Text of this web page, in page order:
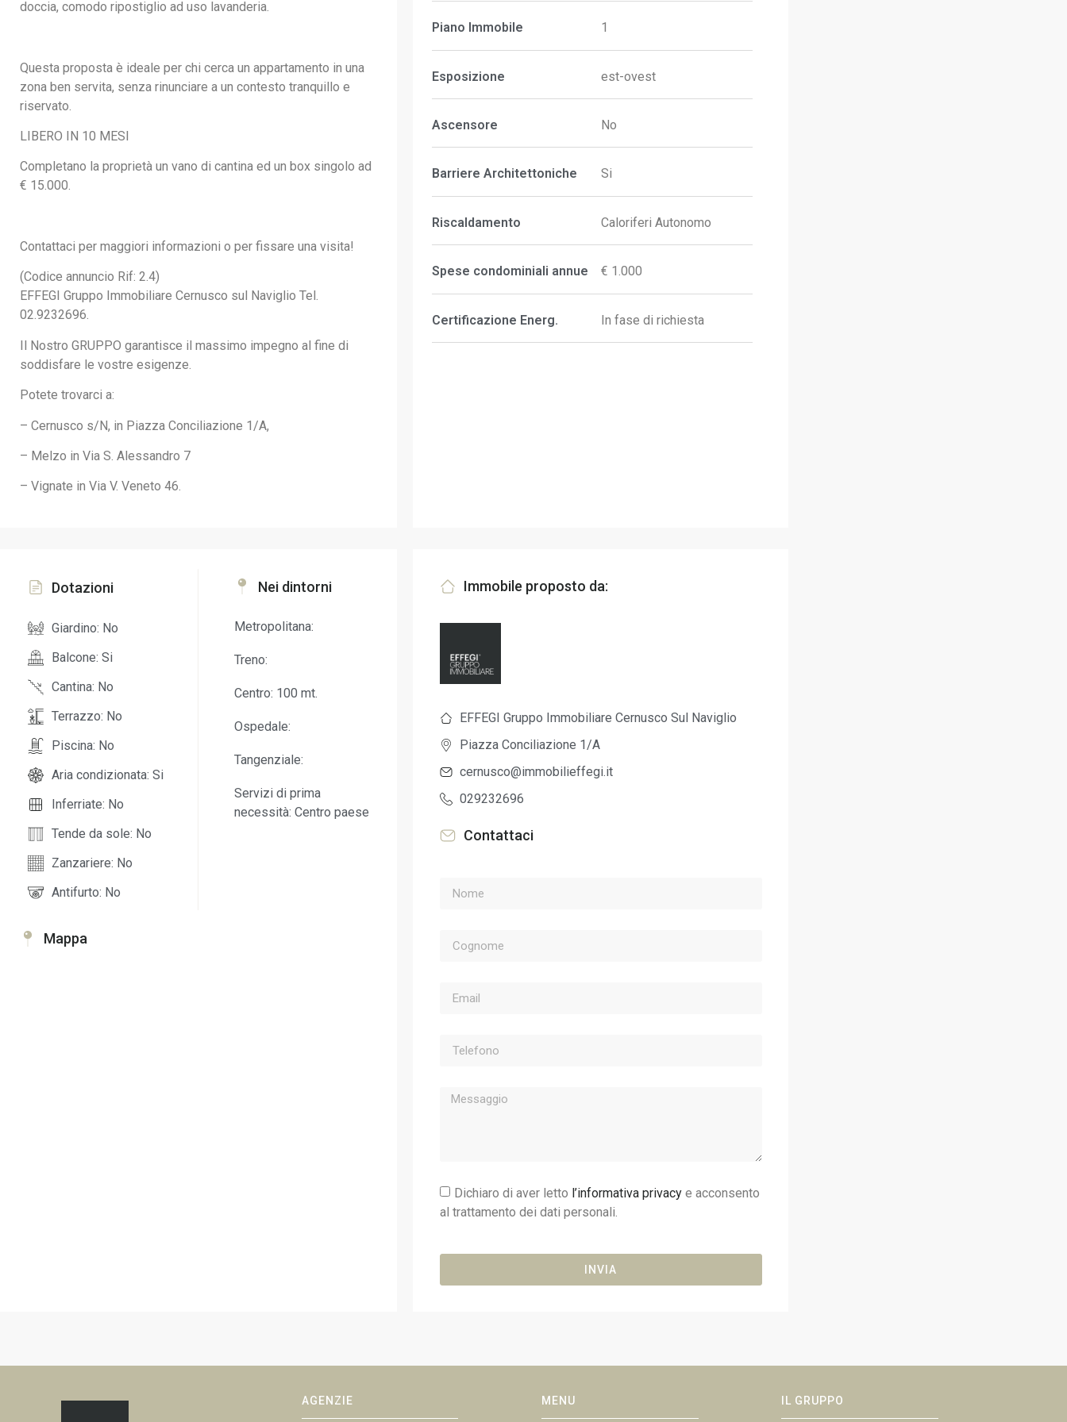
doccia, comodo ripostiglio ad uso lavanderia.
Questa proposta è ideale per chi cerca un appartamento in una
zona ben servita, senza rinunciare a un contesto tranquillo e
riservato.
LIBERO IN 10 MESI
Completano la proprietà un vano di cantina ed un box singolo ad
€ 15.000.
Contattaci per maggiori informazioni o per fissare una visita!
(Codice annuncio Rif: 2.4)
EFFEGI Gruppo Immobiliare Cernusco sul Naviglio Tel.
02.9232696.
Il Nostro GRUPPO garantisce il massimo impegno al fine di
soddisfare le vostre esigenze.
Potete trovarci a:
– Cernusco s/N, in Piazza Conciliazione 1/A,
– Melzo in Via S. Alessandro 7
– Vignate in Via V. Veneto 46.
Piano Immobile 1
Esposizione est-ovest
Ascensore No
Barriere Architettoniche Si
Riscaldamento Caloriferi Autonomo
Spese condominiali annue € 1.000
Certificazione Energ. In fase di richiesta
Dotazioni
Giardino: No
Balcone: Si
Cantina: No
Terrazzo: No
Piscina: No
Aria condizionata: Si
Inferriate: No
Tende da sole: No
Zanzariere: No
Antifurto: No
Nei dintorni
Metropolitana:
Treno:
Centro: 100 mt.
Ospedale:
Tangenziale:
Servizi di prima
necessità: Centro paese
Mappa
Immobile proposto da:
EFFEGI Gruppo Immobiliare Cernusco Sul Naviglio
Piazza Conciliazione 1/A
cernusco@immobilieffegi.it
029232696
Contattaci
Dichiaro di aver letto l’informativa privacy e acconsento
al trattamento dei dati personali.
INVIA
AGENZIE MENU IL GRUPPO